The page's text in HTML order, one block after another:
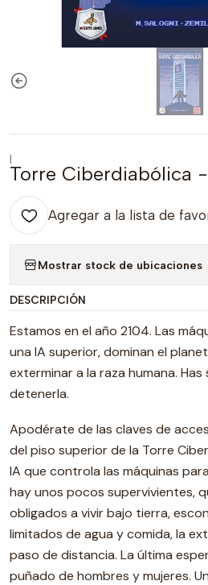
|
Torre Ciberdiabólica
Agregar a la lista de
Mostrar stock de ubicaciones
DESCRIPCIÓN
Estamos en el año 2104. Las
una IA superior, dominan el
exterminar a la raza humana.
detenerla.
Apodérate de las claves de
del piso superior de la Torre
IA que controla las máquinas
hay unos pocos supervivientes,
obligados a vivir bajo tierra,
limitados de agua y comida, la
paso de distancia. La última
puñado de hombres y mujeres.